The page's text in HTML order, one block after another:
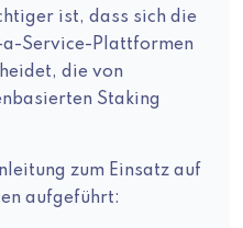
ist, dass sich die
Service-Plattformen
die von
Staking
zum Einsatz auf
aufgeführt: